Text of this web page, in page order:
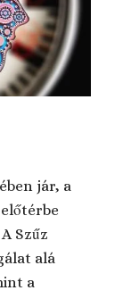
jár, a
Szűz
alá
a